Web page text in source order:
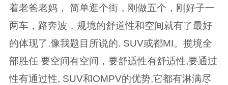
着老爸老妈， 简单逛个街，刚做五个，刚好子一
两车，路奔波，规境的舒道性和空间就有了最好
的体现了.像我题目所说的. SUV或都MI。揽境全
部胜任 要空间有空间，要舒适性有舒适性,要通过
性有通过性, SUV和OMPV的优势,它都有淋满尽